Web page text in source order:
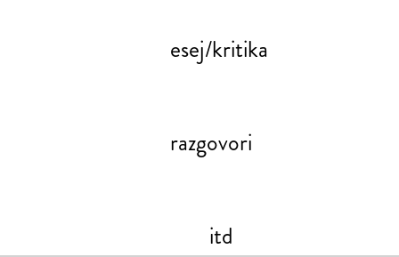
esej/kritika
razgovori
itd